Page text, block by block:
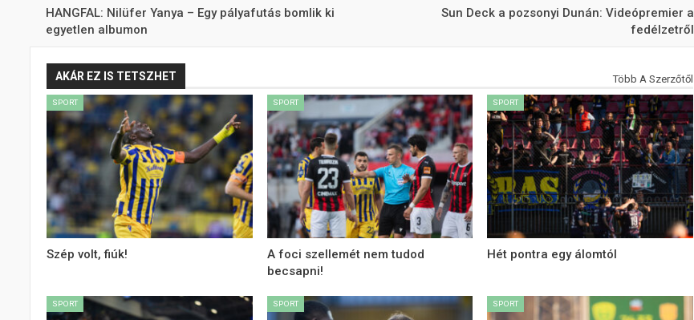
HANGFAL: Nilüfer Yanya – Egy pályafutás bomlik ki
egyetlen albumon
Sun Deck a pozsonyi Dunán: Videópremier a
fedélzetről
AKÁR EZ IS TETSZHET Több A Szerzőtől
SPORT
Szép volt, fiúk!
SPORT
A foci szellemét nem tudod
becsapni!
SPORT
Hét pontra egy álomtól
SPORT SPORT SPORT